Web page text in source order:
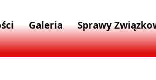
Galeria Sprawy